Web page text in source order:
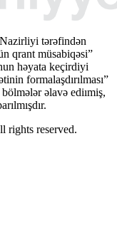
tərəfindən
qrant müsabiqəsi”
həyata keçirdiyi
formalaşdırılması”
əlavə ediımiş,
reserved.